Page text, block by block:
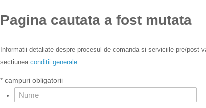
Pagina cautata a fost mutata
Informatii detaliate despre procesul de comanda si serviciile pre/post
sectiunea conditii generale
* campuri obligatorii